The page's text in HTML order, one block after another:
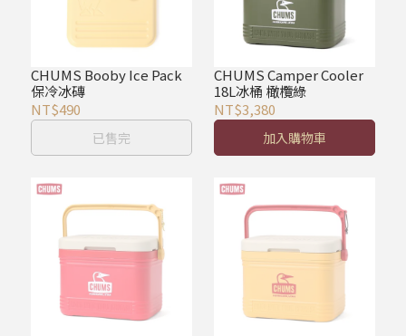
CHUMS Booby Ice Pack
保冷冰磚
NT$490
已售完
CHUMS Camper Cooler
18L冰桶 橄欖綠
NT$3,380
加入購物車